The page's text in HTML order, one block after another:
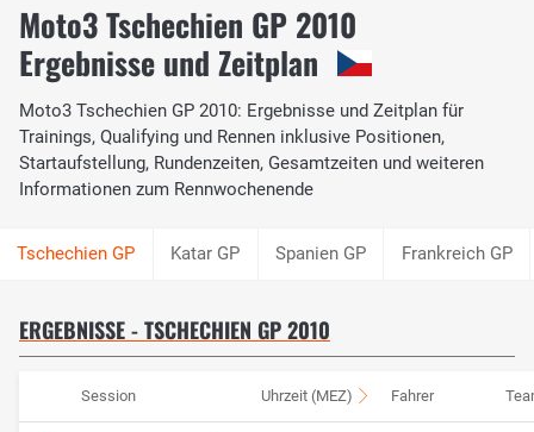
Moto3 Tschechien GP 2010
Ergebnisse und Zeitplan
Moto3 Tschechien GP 2010: Ergebnisse und Zeitplan für
Trainings, Qualifying und Rennen inklusive Positionen,
Startaufstellung, Rundenzeiten, Gesamtzeiten und weiteren
Informationen zum Rennwochenende
Katar GP Spanien GP Frankreich GP
ERGEBNISSE - TSCHECHIEN GP 2010
Session Uhrzeit (MEZ) Fahrer